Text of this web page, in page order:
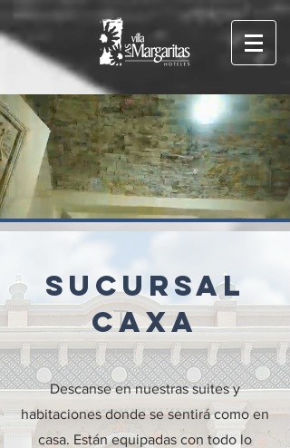
SUCURSAL
Caxa
Descanse en nuestras suites y
habitaciones donde se sentirá como en
casa. Están equipadas con todo lo